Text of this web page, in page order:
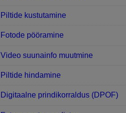
Piltide kustutamine
Fotode pööramine
Video suunainfo muutmine
Piltide hindamine
Digitaalne prindikorraldus (DPOF)